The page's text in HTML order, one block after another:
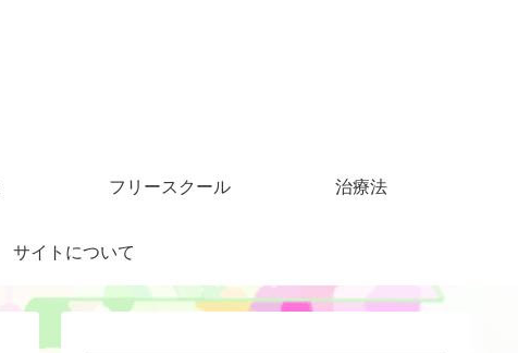
フリースクール 治療法
サイトについて